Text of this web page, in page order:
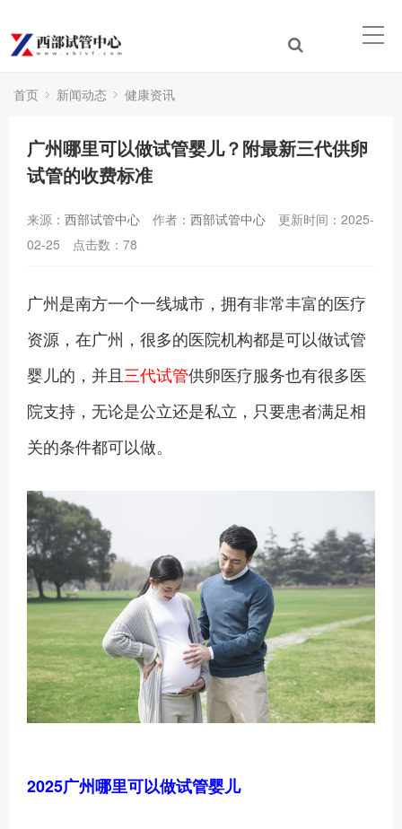
首页 新闻动态 健康资讯
广州哪里可以做试管婴儿？附最新三代供卵
试管的收费标准
来源： 西部试管中心 作者： 西部试管中心
更新时间：2025-
02-25
点击数： 78
广州是南方一个一线城市，拥有非常丰富的医疗
资源，在广州，很多的医院机构都是可以做试管
婴儿的，并且三代试管供卵医疗服务也有很多医
院支持，无论是公立还是私立，只要患者满足相
关的条件都可以做。
2025广州哪里可以做试管婴儿